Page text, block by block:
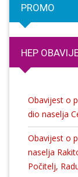
PROMO
HEP
Obavijest o
dio naselja
Obavijest o
naselja
Počitelj,